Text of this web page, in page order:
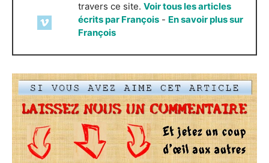
travers ce site. Voir tous les articles
écrits par François - En savoir plus sur
François